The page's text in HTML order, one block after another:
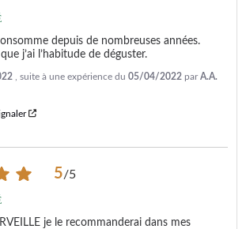
depuis de nombreuses années.
j’ai l’habitude de déguster.
, suite à une expérience du 05/04/2022 parA.A.
5/5
je le recommanderai dans mes